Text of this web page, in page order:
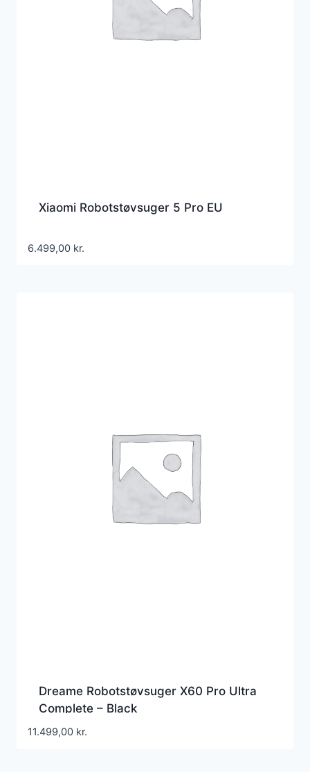
Xiaomi Robotstøvsuger 5 Pro EU
6.499,00 kr.
Dreame Robotstøvsuger X60 Pro Ultra
Complete – Black
11.499,00 kr.